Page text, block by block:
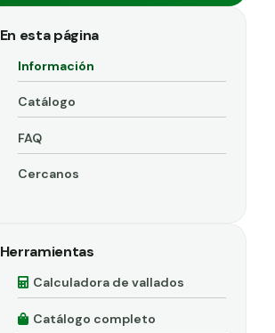
En esta página
Información
Catálogo
FAQ
Cercanos
Herramientas
Calculadora de vallados
Catálogo completo